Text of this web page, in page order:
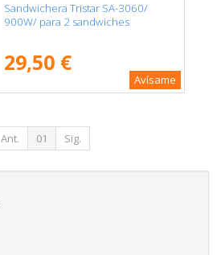
Sandwichera Tristar SA-3060/
900W/ para 2 sandwiches
29,50 €
Avísame
Ant. 01 Sig.